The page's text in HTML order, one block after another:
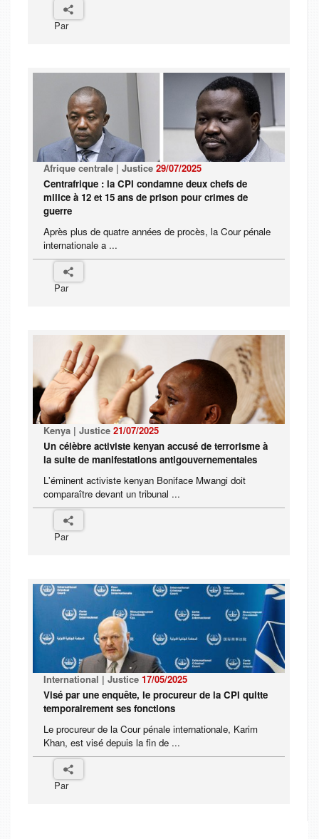
Par
Afrique centrale | Justice 29/07/2025
Centrafrique : la CPI condamne deux chefs de
milice à 12 et 15 ans de prison pour crimes de
guerre
Après plus de quatre années de procès, la Cour pénale
internationale a ...
Par
Kenya | Justice 21/07/2025
Un célèbre activiste kenyan accusé de terrorisme à
la suite de manifestations antigouvernementales
L'éminent activiste kenyan Boniface Mwangi doit
comparaître devant un tribunal ...
Par
International | Justice 17/05/2025
Visé par une enquête, le procureur de la CPI quitte
temporairement ses fonctions
Le procureur de la Cour pénale internationale, Karim
Khan, est visé depuis la fin de ...
Par